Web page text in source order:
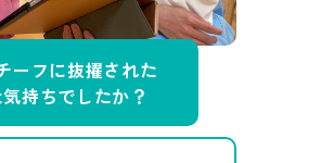
ーフに抜擢された
持ちでしたか？